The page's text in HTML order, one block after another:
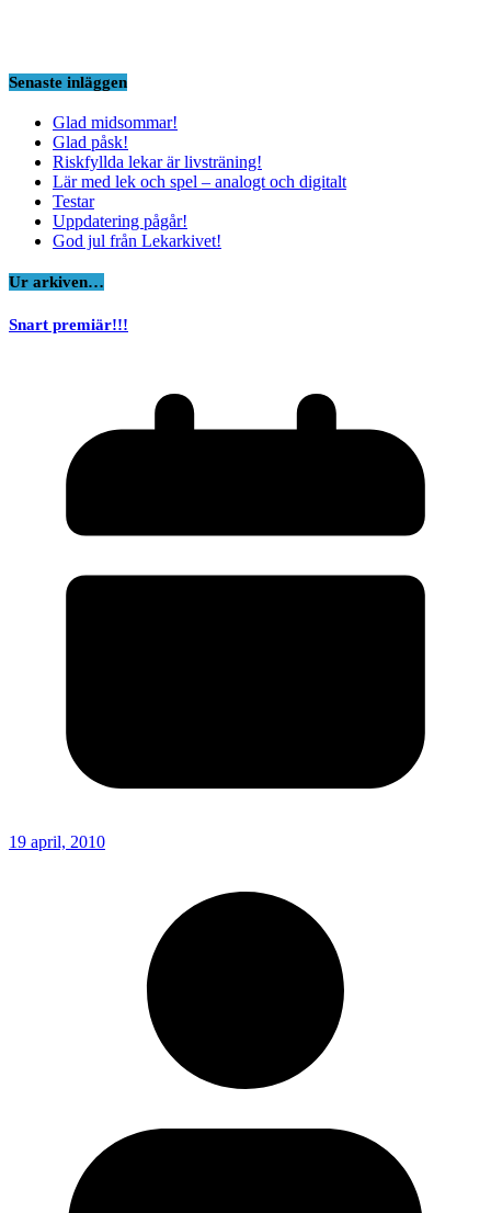
Senaste inläggen
Glad midsommar!
Glad påsk!
Riskfyllda lekar är livsträning!
Lär med lek och spel – analogt och digitalt
Testar
Uppdatering pågår!
God jul från Lekarkivet!
Ur arkiven…
Snart premiär!!!
19 april, 2010